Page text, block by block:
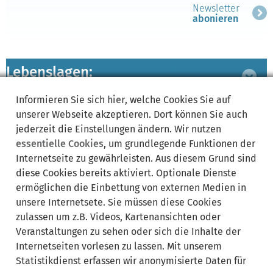
Newsletter
abonieren
ausklappen
Lebenslagen:
Bereich
ausklappen
zugeordnete
Leistungen
Synonyme:
Personal
Informieren Sie sich hier, welche Cookies Sie auf
unserer Webseite akzeptieren. Dort können Sie auch
jederzeit die Einstellungen ändern. Wir nutzen
essentielle Cookies, um grundlegende Funktionen der
Internetseite zu gewährleisten. Aus diesem Grund sind
diese Cookies bereits aktiviert. Optionale Dienste
ermöglichen die Einbettung von externen Medien in
unsere Internetsete. Sie müssen diese Cookies
zulassen um z.B. Videos, Kartenansichten oder
Veranstaltungen zu sehen oder sich die Inhalte der
Internetseiten vorlesen zu lassen. Mit unserem
Statistikdienst erfassen wir anonymisierte Daten für